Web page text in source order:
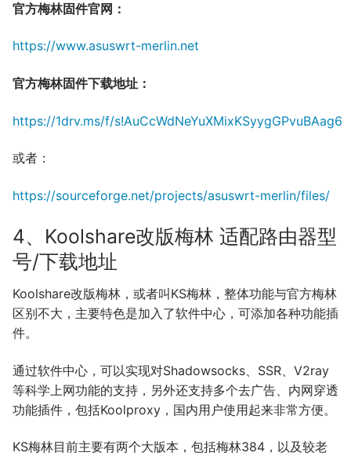
官方梅林固件官网：
https://www.asuswrt-merlin.net
官方梅林固件下载地址：
https://1drv.ms/f/s!AuCcWdNeYuXMixKSyygGPvuBAag6
或者：
https://sourceforge.net/projects/asuswrt-merlin/files/
4、Koolshare改版梅林 适配路由器型
号/下载地址
Koolshare改版梅林，或者叫KS梅林，整体功能与官方梅林
区别不大，主要特色是加入了软件中心，可添加各种功能插
件。
通过软件中心，可以实现对Shadowsocks、SSR、V2ray
等科学上网功能的支持，另外还支持多个去广告、内网穿透
功能插件，包括Koolproxy，国内用户使用起来非常方便。
KS梅林目前主要有两个大版本，包括梅林384，以及较老